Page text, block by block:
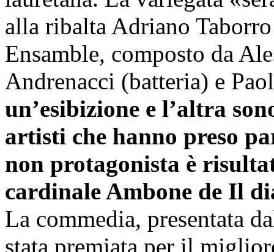
alla ribalta Adriano
Ensamble, composto da
Andrenacci (batteria) e
un’esibizione e l’altra
artisti che hanno preso
non protagonista è
cardinale Ambone de Il
La commedia, presentata
stata premiata per il